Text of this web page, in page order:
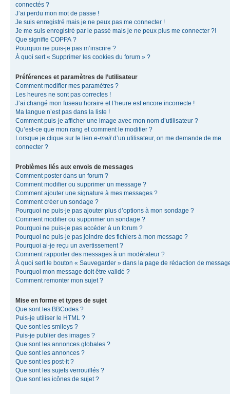
connectés ?
J’ai perdu mon mot de passe !
Je suis enregistré mais je ne peux pas me connecter !
Je me suis enregistré par le passé mais je ne peux plus me connecter ?!
Que signifie COPPA ?
Pourquoi ne puis-je pas m’inscrire ?
À quoi sert « Supprimer les cookies du forum » ?
Préférences et paramètres de l’utilisateur
Comment modifier mes paramètres ?
Les heures ne sont pas correctes !
J’ai changé mon fuseau horaire et l’heure est encore incorrecte !
Ma langue n’est pas dans la liste !
Comment puis-je afficher une image avec mon nom d’utilisateur ?
Qu’est-ce que mon rang et comment le modifier ?
Lorsque je clique sur le lien e-mail d’un utilisateur, on me demande de me
connecter ?
Problèmes liés aux envois de messages
Comment poster dans un forum ?
Comment modifier ou supprimer un message ?
Comment ajouter une signature à mes messages ?
Comment créer un sondage ?
Pourquoi ne puis-je pas ajouter plus d’options à mon sondage ?
Comment modifier ou supprimer un sondage ?
Pourquoi ne puis-je pas accéder à un forum ?
Pourquoi ne puis-je pas joindre des fichiers à mon message ?
Pourquoi ai-je reçu un avertissement ?
Comment rapporter des messages à un modérateur ?
À quoi sert le bouton « Sauvegarder » dans la page de rédaction de
Pourquoi mon message doit être validé ?
Comment remonter mon sujet ?
Mise en forme et types de sujet
Que sont les BBCodes ?
Puis-je utiliser le HTML ?
Que sont les smileys ?
Puis-je publier des images ?
Que sont les annonces globales ?
Que sont les annonces ?
Que sont les post-it ?
Que sont les sujets verrouillés ?
Que sont les icônes de sujet ?